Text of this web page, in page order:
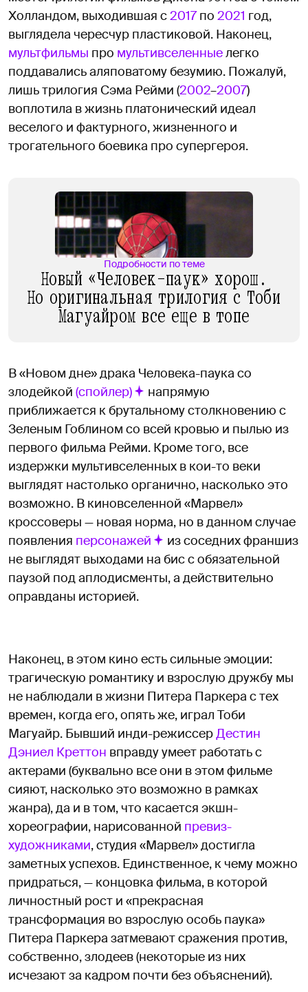
Холландом, выходившая с2017по 2021 год,
выглядела чересчур пластиковой. Наконец,
мультфильмы про мультивселенныелегко
поддавались аляповатому безумию. Пожалуй,
лишь трилогия Сэма Рейми (2002–2007)
воплотила в жизнь платонический идеал
веселого и фактурного, жизненного и
трогательного боевика про супергероя.
Подробности по теме
Новый «Человек-паук» хорош.
Но оригинальная трилогия с Тоби
Магуайром все еще в топе
В «Новом дне» драка Человека-паука со
злодейкой (спойлер)
напрямую
приближается к брутальному столкновению с
Зеленым Гоблином со всей кровью и пылью из
первого фильма Рейми. Кроме того, все
издержки мультивселенных в кои-то веки
выглядят настолько органично, насколько это
возможно. В киновселенной «Марвел»
кроссоверы — новая норма, но в данном случае
появления персонажей
из соседних франшиз
не выглядят выходами на бис с обязательной
паузой под аплодисменты, а действительно
оправданы историей.
Наконец, в этом кино есть сильные эмоции:
трагическую романтику и взрослую дружбу мы
не наблюдали в жизни Питера Паркера с тех
времен, когда его, опять же, играл Тоби
Магуайр. Бывший инди-режиссерДестин
Дэниел Креттон вправду умеет работать с
актерами (буквально все они в этом фильме
сияют, насколько это возможно в рамках
жанра), да и в том, что касается экшн-
хореографии, нарисованной превиз-
художниками, студия «Марвел» достигла
заметных успехов. Единственное, к чему можно
придраться, — концовка фильма, в которой
личностный рост и «прекрасная
трансформация во взрослую особь паука»
Питера Паркера затмевают сражения против,
собственно, злодеев (некоторые из них
исчезают за кадром почти без объяснений).